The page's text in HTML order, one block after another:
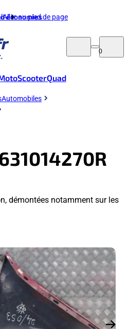
Aller au pied de page
d'économies
0
ScooterQuad
Automobiles
démontées notamment sur les